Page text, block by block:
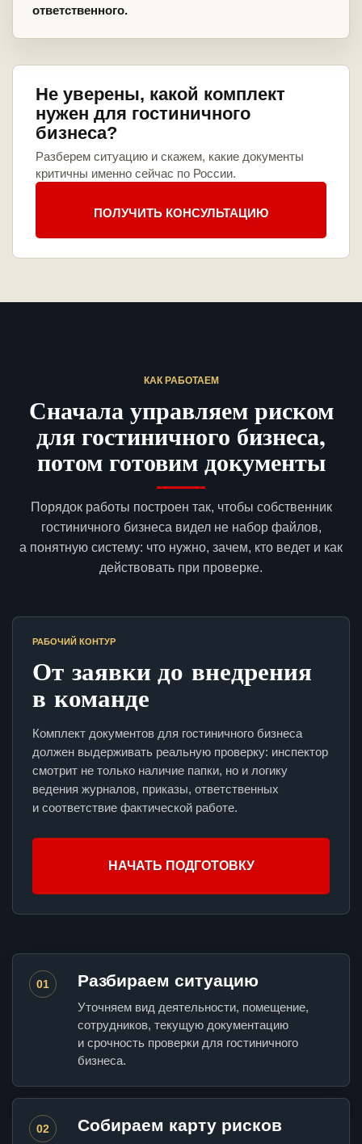
ответственного.
Не уверены, какой комплект
нужен для гостиничного
бизнеса?
Разберем ситуацию и скажем, какие документы
критичны именно сейчас по России.
ПОЛУЧИТЬ КОНСУЛЬТАЦИЮ
КАК РАБОТАЕМ
Сначала управляем риском
для гостиничного бизнеса,
потом готовим документы
Порядок работы построен так, чтобы собственник
гостиничного бизнеса видел не набор файлов,
а понятную систему: что нужно, зачем, кто ведет и как
действовать при проверке.
РАБОЧИЙ КОНТУР
От заявки до внедрения
в команде
Комплект документов для гостиничного бизнеса
должен выдерживать реальную проверку: инспектор
смотрит не только наличие папки, но и логику
ведения журналов, приказы, ответственных
и соответствие фактической работе.
НАЧАТЬ ПОДГОТОВКУ
01 Разбираем ситуацию
Уточняем вид деятельности, помещение,
сотрудников, текущую документацию
и срочность проверки для гостиничного
бизнеса.
02 Собираем карту рисков